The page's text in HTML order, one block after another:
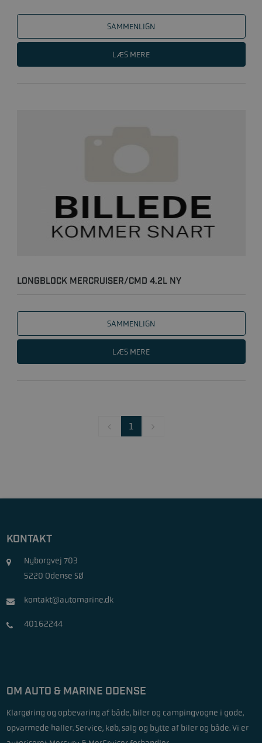
SAMMENLIGN
LÆS MERE
LONGBLOCK MERCRUISER/CMD 4.2L NY
SAMMENLIGN
LÆS MERE
1
KONTAKT
Nyborgvej 703
5220 Odense SØ
kontakt@automarine.dk
40162244
OM AUTO & MARINE ODENSE
Klargøring og opbevaring af både, biler og campingvogne i gode,
opvarmede haller. Service, køb, salg og bytte af biler og både. Vi er